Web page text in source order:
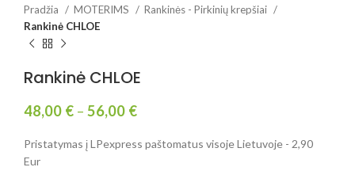
Pradžia MOTERIMS
Rankinės - Pirkinių krepšiai
Rankinė CHLOE
Rankinė CHLOE
48,00 € – 56,00 €
Pristatymas į LPexpress paštomatus visoje Lietuvoje - 2,90
Eur